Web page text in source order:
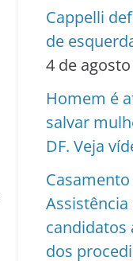
Cappelli
de
4 de
Homem é
salvar
DF. Veja
candidatos
dos